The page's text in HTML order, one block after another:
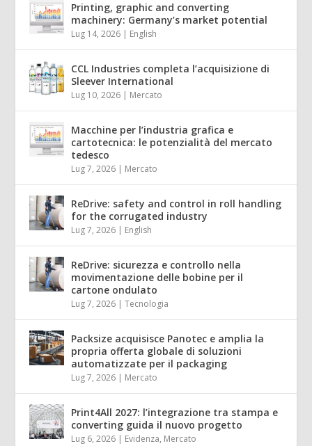
Printing, graphic and converting
machinery: Germany’s market potential
Lug 14, 2026 | English
CCL Industries completa l’acquisizione di
Sleever International
Lug 10, 2026 | Mercato
Macchine per l’industria grafica e
cartotecnica: le potenzialità del mercato
tedesco
Lug 7, 2026 | Mercato
ReDrive: safety and control in roll handling
for the corrugated industry
Lug 7, 2026 | English
ReDrive: sicurezza e controllo nella
movimentazione delle bobine per il
cartone ondulato
Lug 7, 2026 |Tecnologia
Packsize acquisisce Panotec e amplia la
propria offerta globale di soluzioni
automatizzate per il packaging
Lug 7, 2026 | Mercato
Print4All 2027: l’integrazione tra stampa e
converting guida il nuovo progetto
Lug 6, 2026 | Evidenza, Mercato